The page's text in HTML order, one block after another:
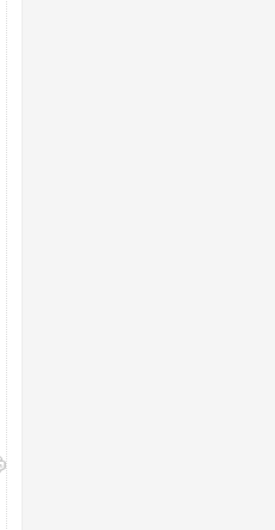
Ворог завдав
двоє
після атаки
За 2000
Єкатеринбурзі